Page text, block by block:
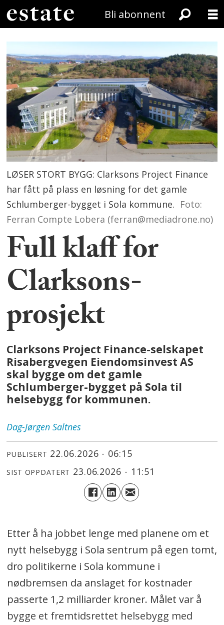
Bli abonnent
LØSER STORT BYGG: Clarksons Project Finance
har fått på plass en løsning for det gamle
Schlumberger-bygget i Sola kommune. Foto:
Ferran Compte Lobera (ferran@mediadrone.no)
Full klaff for
Clarksons-
prosjekt
Clarksons Project Finance-selskapet
Risabergvegen Eiendomsinvest AS
skal bygge om det gamle
Schlumberger-bygget på Sola til
helsebygg for kommunen.
Dag-Jørgen Saltnes
PUBLISERT 22.06.2026 - 06:15
SIST OPPDATERT 23.06.2026 - 11:51
Etter å ha jobbet lenge med planene om et
nytt helsebygg i Sola sentrum på egen tomt,
dro politikerne i Sola kommune i
nødbremsen da anslaget for kostnader
passerte 1,2 milliarder kroner. Målet var å
bygge et fremtidsrettet helsebygg med